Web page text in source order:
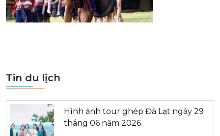
Tin du lịch
Hình ảnh tour ghép Đà Lạt ngày 29
tháng 06 năm 2026